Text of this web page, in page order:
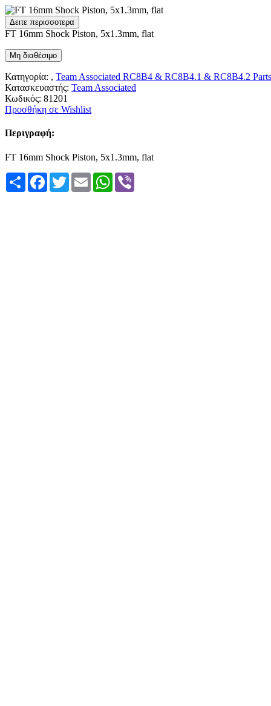
Δειτε περισσοτερα
FT 16mm Shock Piston, 5x1.3mm, flat
Μη διαθέσιμο
Κατηγορία: , Team Associated RC8B4 & RC8B4.1 & RC8B4.2 Parts
Κατασκευαστής: Team Associated
Κωδικός: 81201
Προσθήκη σε Wishlist
Περιγραφή:
FT 16mm Shock Piston, 5x1.3mm, flat
Share Facebook
TwitterEmail WhatsApp